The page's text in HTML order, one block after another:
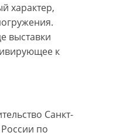
характер,
выставки
к
Санкт-
по